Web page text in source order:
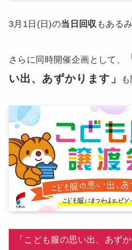
3月1日(日)の当日回収 もある
さらに同時開催企画として、
い出、あずかります」
「こども服の思い出、あず